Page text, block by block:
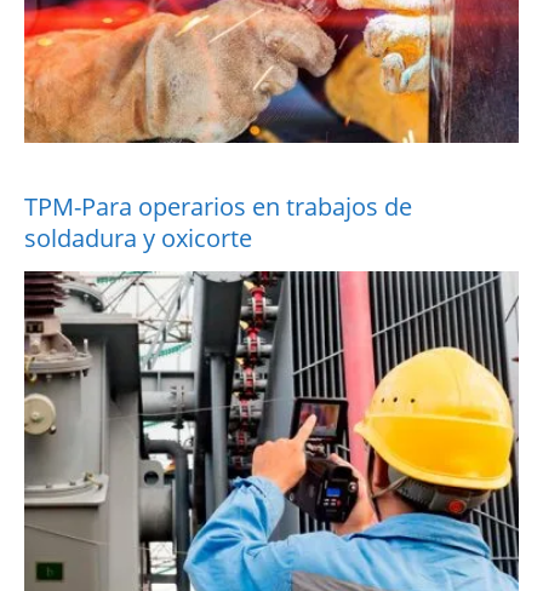
TPM-Para operarios en trabajos de
soldadura y oxicorte
More Information